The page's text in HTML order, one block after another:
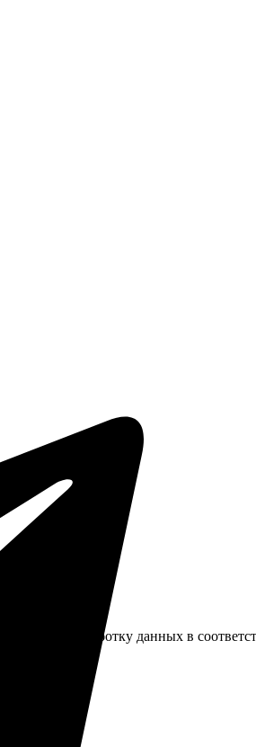
на обработку данных в